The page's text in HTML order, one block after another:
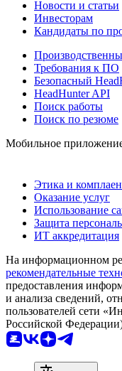
Новости и статьи
Инвесторам
Кандидаты по
Требования к ПО
Безопасный
HeadHunter API
Поиск работы
Поиск по резюме
Мобильное
Этика и
Оказание услуг
Использование
Защита
ИТ аккредитация
На информационном
рекомендательные
предоставления
и анализа сведений,
пользователей сети
Российской